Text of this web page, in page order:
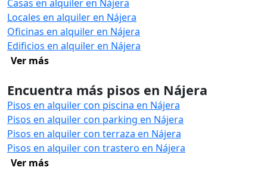
Casas en alquiler en Nájera
Locales en alquiler en Nájera
Oficinas en alquiler en Nájera
Edificios en alquiler en Nájera
Ver más
Encuentra más pisos en Nájera
Pisos en alquiler con piscina en Nájera
Pisos en alquiler con parking en Nájera
Pisos en alquiler con terraza en Nájera
Pisos en alquiler con trastero en Nájera
Ver más